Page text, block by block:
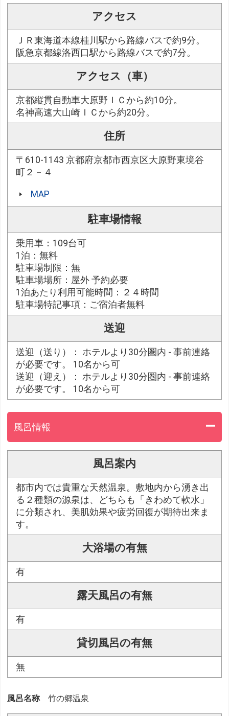
アクセス
ＪＲ東海道本線桂川駅から路線バスで約9分。
阪急京都線洛西口駅から路線バスで約7分。
アクセス（車）
京都縦貫自動車大原野ＩＣから約10分。
名神高速大山崎ＩＣから約20分。
住所
〒610-1143 京都府京都市西京区大原野東境谷
町２－４
MAP
駐車場情報
乗用車：109台可
1泊：無料
駐車場制限：無
駐車場場所：屋外 予約必要
1泊あたり利用可能時間：２４時間
駐車場特記事項：ご宿泊者無料
送迎
送迎（送り）： ホテルより30分圏内 - 事前連絡
が必要です。 10名から可
送迎（迎え）： ホテルより30分圏内 - 事前連絡
が必要です。 10名から可
風呂情報
風呂案内
都市内では貴重な天然温泉。敷地内から湧き出
る２種類の源泉は、どちらも「きわめて軟水」
に分類され、美肌効果や疲労回復が期待出来ま
す。
大浴場の有無
有
露天風呂の有無
有
貸切風呂の有無
無
風呂名称 竹の郷温泉